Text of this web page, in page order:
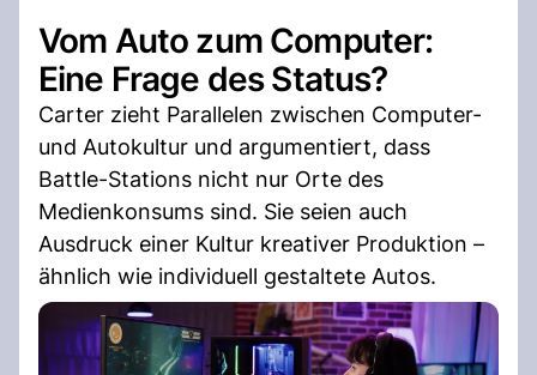
Vom Auto zum Computer:
Eine Frage des Status?
Carter zieht Parallelen zwischen Computer-
und Autokultur und argumentiert, dass
Battle-Stations nicht nur Orte des
Medienkonsums sind. Sie seien auch
Ausdruck einer Kultur kreativer Produktion –
ähnlich wie individuell gestaltete Autos.